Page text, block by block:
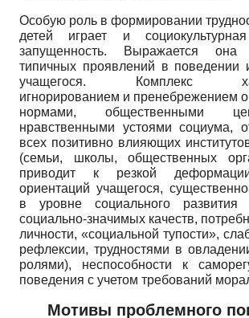
Особую роль в формировании
детей играет и
запущенность. Выражается
типичных проявлений в поведении
учащегося. Комплекс
игнорированием и пренебрежением
нормами, общественными
нравственными устоями социума,
всех позитивно влияющих
(семьи, школы, общественных
приводит к резкой
ориентаций учащегося,
в уровне социального развития
социально-значимых качеств,
личности, «социальной тупости»,
рефлексии, трудностями в
ролями), неспособности к
поведения с учетом требований
Мотивы проблемного